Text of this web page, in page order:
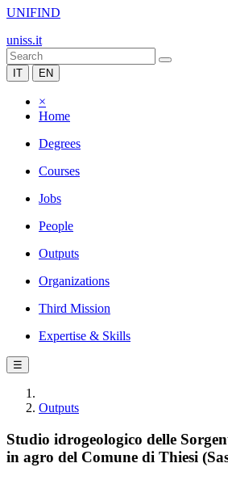
UNIFIND
uniss.it
IT EN
×
Home
Degrees
Courses
Jobs
People
Outputs
Organizations
Third Mission
Expertise & Skills
☰
Outputs
Studio idrogeologico delle
in agro del Comune di Thiesi